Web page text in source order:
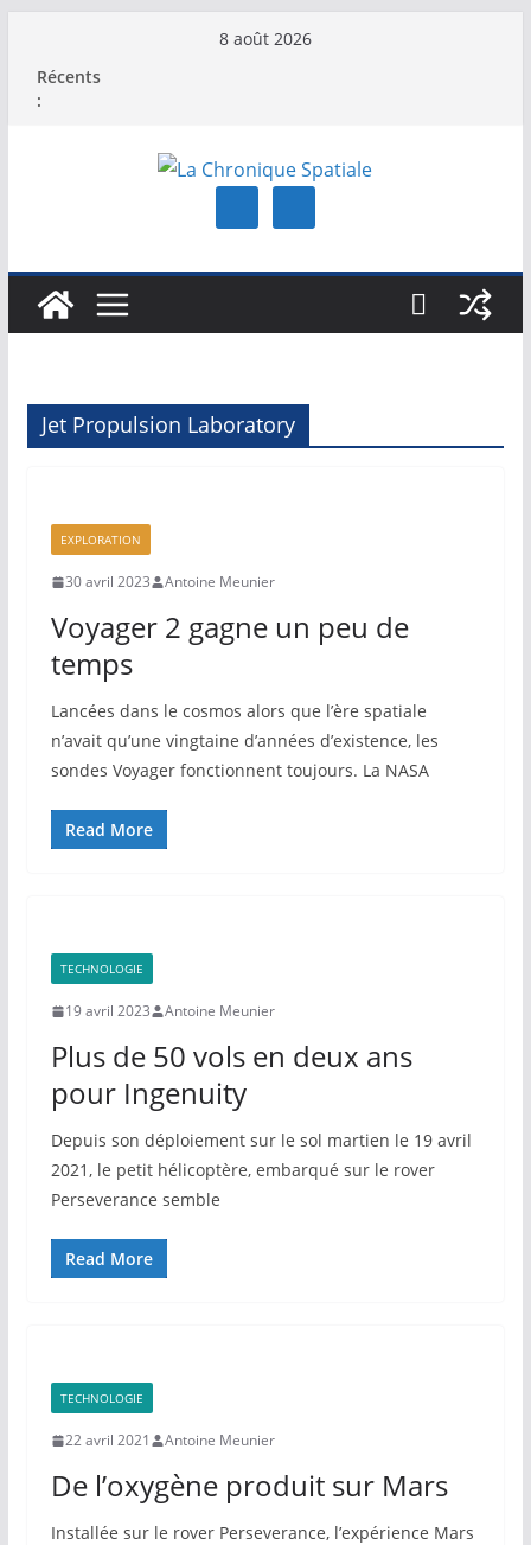
contenu
8 août 2026
Récents
:
Jet Propulsion Laboratory
EXPLORATION
30 avril 2023 Antoine Meunier
Voyager 2 gagne un peu de
temps
Lancées dans le cosmos alors que l’ère spatiale
n’avait qu’une vingtaine d’années d’existence, les
sondes Voyager fonctionnent toujours. La NASA
Read More
TECHNOLOGIE
19 avril 2023 Antoine Meunier
Plus de 50 vols en deux ans
pour Ingenuity
Depuis son déploiement sur le sol martien le 19 avril
2021, le petit hélicoptère, embarqué sur le rover
Perseverance semble
Read More
TECHNOLOGIE
22 avril 2021 Antoine Meunier
De l’oxygène produit sur Mars
Installée sur le rover Perseverance, l’expérience Mars